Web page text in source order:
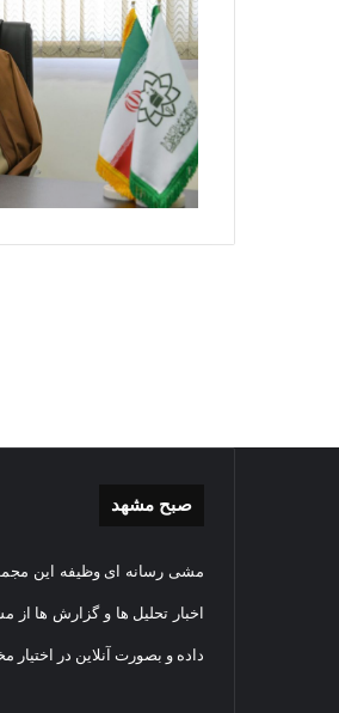
صبح مشهد
مشی رسانه ای وظیفه این
اخبار تحلیل ها و گزارش ها از
داده و بصورت آنلاین در اختیار
گزارش
اقامه
عید